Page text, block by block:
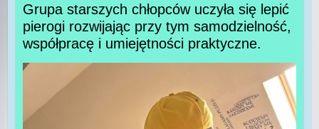
Grupa starszych chłopców uczyła się lepić
pierogi rozwijając przy tym samodzielność,
współpracę i umiejętności praktyczne.